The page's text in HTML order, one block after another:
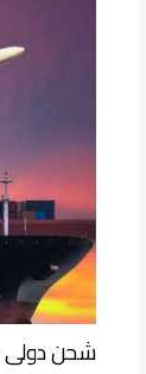
شحن دولى